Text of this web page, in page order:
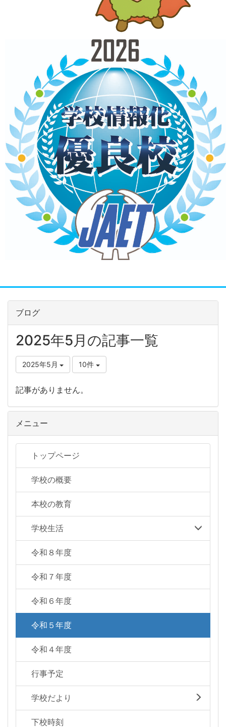
ブログ
2025年5月の記事一覧
2025年5月 10件
記事がありません。
メニュー
トップページ
学校の概要
本校の教育
学校生活
令和８年度
令和７年度
令和６年度
令和５年度
令和４年度
行事予定
学校だより
下校時刻